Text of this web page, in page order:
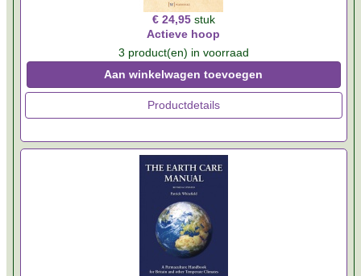
€ 24,95 stuk
Actieve hoop
3 product(en) in voorraad
Aan winkelwagen toevoegen
Productdetails